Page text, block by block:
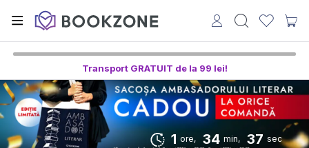
Transport GRATUIT de la 99 lei!
1 ore, 34 min, 36 sec